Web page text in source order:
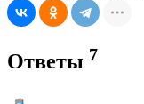
Ответы 7